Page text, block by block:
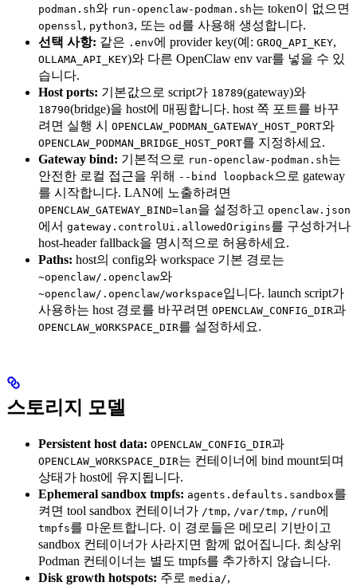
podman.sh와 run-openclaw-podman.sh는 token이 없으면
openssl, python3, 또는 od 를 사용해 생성합니다.
선택 사항: 같은 .env에 provider key(예: GROQ_API_KEY,
OLLAMA_API_KEY)와 다른 OpenClaw env var를 넣을 수 있
습니다.
Host ports: 기본값으로 script가 18789(gateway)와
18790(bridge)을 host에 매핑합니다. host 쪽 포트를 바꾸
려면 실행 시 OPENCLAW_PODMAN_GATEWAY_HOST_PORT와
OPENCLAW_PODMAN_BRIDGE_HOST_PORT를 지정하세요.
Gateway bind: 기본적으로 run-openclaw-podman.sh는
안전한 로컬 접근을 위해 --bind loopback으로 gateway
를 시작합니다. LAN에 노출하려면
OPENCLAW_GATEWAY_BIND=lan을 설정하고 openclaw.json
에서 gateway.controlUi.allowedOrigins를 구성하거나
host-header fallback을 명시적으로 허용하세요.
Paths: host의 config와 workspace 기본 경로는
~openclaw/.openclaw와
~openclaw/.openclaw/workspace입니다. launch script가
사용하는 host 경로를 바꾸려면 OPENCLAW_CONFIG_DIR과
OPENCLAW_WORKSPACE_DIR를 설정하세요.
스토리지 모델
Persistent host data: OPENCLAW_CONFIG_DIR과
OPENCLAW_WORKSPACE_DIR는 컨테이너에 bind mount되며
상태가 host에 유지됩니다.
Ephemeral sandbox tmpfs: agents.defaults.sandbox를
켜면 tool sandbox 컨테이너가 /tmp, /var/tmp, /run에
tmpfs를 마운트합니다. 이 경로들은 메모리 기반이고
sandbox 컨테이너가 사라지면 함께 없어집니다. 최상위
Podman 컨테이너는 별도 tmpfs를 추가하지 않습니다.
Disk growth hotspots: 주로 media/,